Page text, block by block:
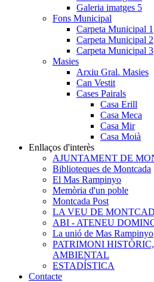
Galeria imatges 5
Fons Municipal
Carpeta Municipal 1
Carpeta Municipal 2
Carpeta Municipal 3
Masies
Arxiu Gral. Masies
Can Vestit
Cases Pairals
Casa Erill
Casa Meca
Casa Mir
Casa Moià
Enllaços d'interès
AJUNTAMENT DE
Biblioteques de Montcada
El Mas Rampinyo
Memòria d'un poble
Montcada Post
LA VEU DE
ABI - ATENEU
La unió de Mas Rampinyo
PATRIMONI
AMBIENTAL
ESTADÍSTICA
Contacte